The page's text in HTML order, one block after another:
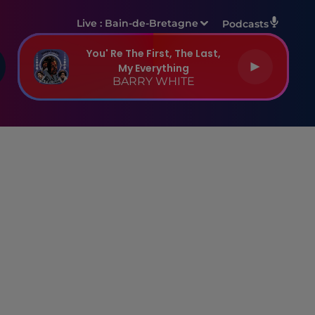
Live : Bain-de-Bretagne Podcasts
You' Re The First, The Last,
My Everything
BARRY WHITE